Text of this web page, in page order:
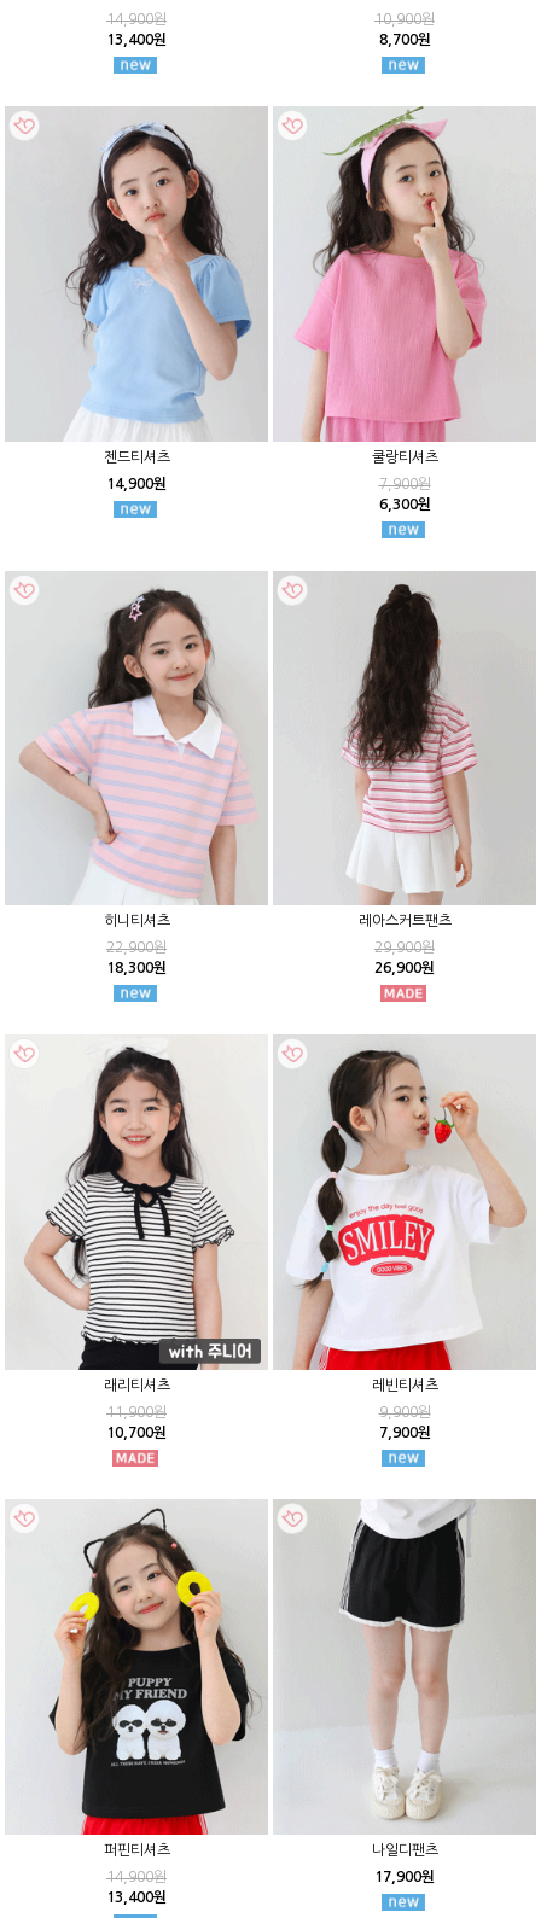
14,900원
13,400원
10,900원
8,700원
젠드티셔츠
14,900원
쿨랑티셔츠
7,900원
6,300원
히니티셔츠
22,900원
18,300원
레아스커트팬츠
29,900원
26,900원
래리티셔츠
11,900원
10,700원
레빈티셔츠
9,900원
7,900원
퍼핀티셔츠
14,900원
13,400원
나일디팬츠
17,900원